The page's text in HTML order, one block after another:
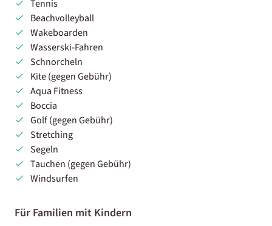
Tennis
Beachvolleyball
Wakeboarden
Wasserski-Fahren
Schnorcheln
Kite (gegen Gebühr)
Aqua Fitness
Boccia
Golf (gegen Gebühr)
Stretching
Segeln
Tauchen (gegen Gebühr)
Windsurfen
Für Familien mit Kindern